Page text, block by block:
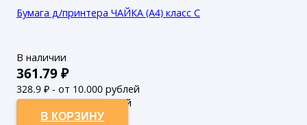
Бумага д/принтера ЧАЙКА (А4) класс С
В наличии
361.79₽
328.9 ₽ - от 10.000 рублей
299₽ - от 50.000 рублей
В КОРЗИНУ